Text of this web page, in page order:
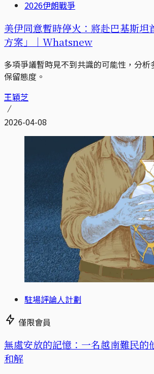
2026伊朗戰爭
美伊同意暫時停火：將赴巴基斯坦
方案」｜Whatsnew
多項爭議暫時見不到共識的可能性，分
保留態度。
王穎芝
2026-04-08
駐場評論人計劃
僅限會員
無處安放的記憶：一名越南難民的
和解